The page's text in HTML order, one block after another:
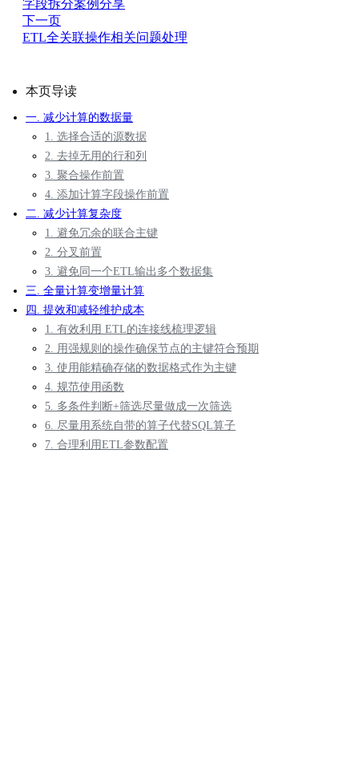
字段拆分案例分享
下一页
ETL全关联操作相关问题处理
本页导读
一. 减少计算的数据量
1. 选择合适的源数据
2. 去掉无用的行和列
3. 聚合操作前置
4. 添加计算字段操作前置
二. 减少计算复杂度
1. 避免冗余的联合主键
2. 分叉前置
3. 避免同一个ETL输出多个数据集
三. 全量计算变增量计算
四. 提效和减轻维护成本
1. 有效利用 ETL的连接线梳理逻辑
2. 用强规则的操作确保节点的主键符合预期
3. 使用能精确存储的数据格式作为主键
4. 规范使用函数
5. 多条件判断+筛选尽量做成一次筛选
6. 尽量用系统自带的算子代替SQL算子
7. 合理利用ETL参数配置